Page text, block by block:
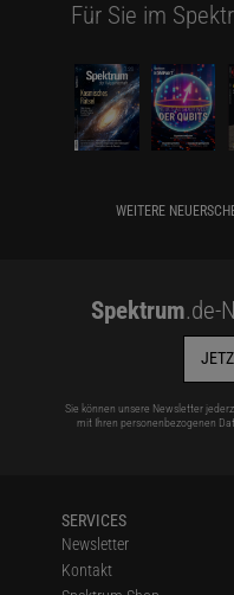
Für Sie im
WEITERE
Spektrum.de-
Sie können unsere Newsletter
mit Ihren personenbezogenen
SERVICES
Newsletter
Kontakt